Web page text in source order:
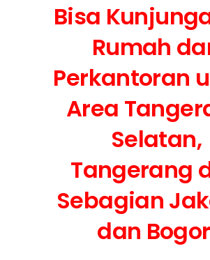
Bisa
Rumah
Perkantoran
Area
Selatan,
Tangerang
Sebagian
dan